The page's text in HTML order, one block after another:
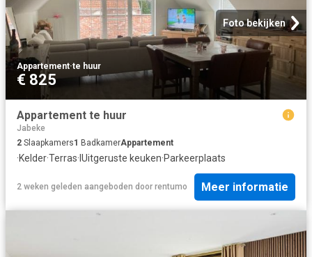
Foto bekijken
Appartement·te huur
€ 825
Appartement te huur
Jabeke
2 Slaapkamers1 BadkamerAppartement
·Kelder·Terras· IUitgeruste keuken·Parkeerplaats
2 weken geleden aangeboden door rentumo Meer informatie